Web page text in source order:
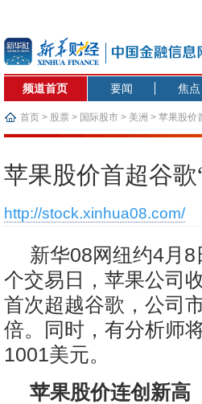
频道首页 要闻 焦点
首页 > 股票 > 国际股市 > 美洲 > 苹果股价
苹果股价首超谷歌
http://stock.xinhua08.com/
新华08网纽约4月
个交易日，苹果公司
首次超越谷歌，公司
倍。同时，有分析师
1001美元。
苹果股价连创新高